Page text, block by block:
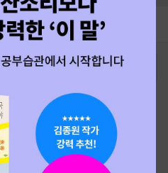
본 상품 주문/배송
6399
중고샵 1566-4295
/채팅상담
사업자 정보
방침
청소년보호정책
거래처관계자께